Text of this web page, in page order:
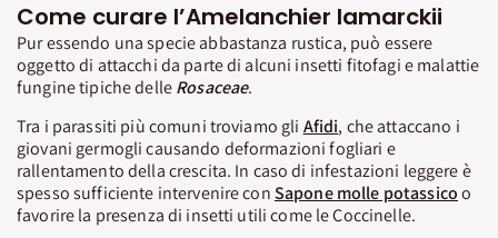
Come curare l’Amelanchier lamarckii
Pur essendo una specie abbastanza rustica, può essere
oggetto di attacchi da parte di alcuni insetti fitofagi e malattie
fungine tipiche delleRosaceae.
Tra i parassiti più comuni troviamo gli Afidi, che attaccano i
giovani germogli causando deformazioni fogliari e
rallentamento della crescita. In caso di infestazioni leggere è
spesso sufficiente intervenire conSapone molle potassicoo
favorire la presenza di insetti utili come le Coccinelle.